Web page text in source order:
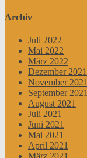
Archiv
Juli 2022
Mai 2022
März 2022
Dezember 2021
November 2021
September 2021
August 2021
Juli 2021
Juni 2021
Mai 2021
April 2021
März 2021